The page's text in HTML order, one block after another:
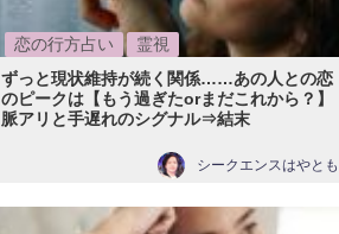
恋の行方占い
霊視
ずっと現状維持が続く関係……あの人との恋
のピークは【もう過ぎたorまだこれから？】
脈アリと手遅れのシグナル⇒結末
シークエンスはやとも